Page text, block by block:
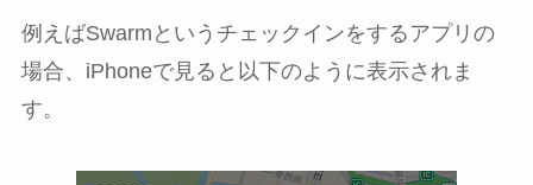
例えばSwarmというチェックインをするアプリの
場合、iPhoneで見ると以下のように表示されま
す。